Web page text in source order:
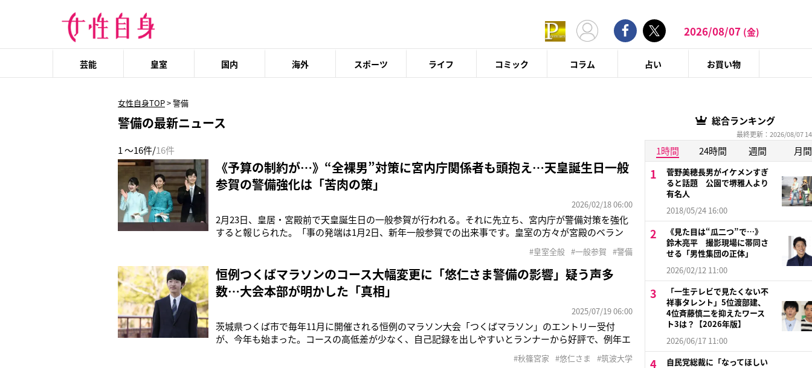
2026/08/07 (金)
芸能 皇室 国内 海外 スポーツ ライフ コミック コラム 占い お買い物
女性自身TOP>警備
警備の最新ニュース
1 ～16件/16件
《予算の制約が…》“全裸男”対策に宮内庁関係者も頭抱え…天皇誕生日一般
参賀の警備強化は「苦肉の策」
2026/02/18 06:00
2月23日、皇居・宮殿前で天皇誕生日の一般参賀が行われる。それに先立ち、宮内庁が警備対策を強化
すると報じられた。「事の発端は1月2日、新年一般参賀での出来事です。皇室の方々が宮殿のベラン
抜けたところで、公然わいせつの疑いで現行犯逮捕される事件が起こりました。男は同月26日に不起
訴になりましたが、皇宮警察本部
#皇室全般 #一般参賀 #警備
恒例つくばマラソンのコース大幅変更に「悠仁さま警備の影響」疑う声多
数…大会本部が明かした「真相」
2025/07/19 06:00
茨城県つくば市で毎年11月に開催される恒例のマラソン大会「つくばマラソン」のエントリー受付
が、今年も始まった。コースの高低差が少なく、自己記録を出しやすいとランナーから好評で、例年エ
なコース変更が発表され、市民ランナーの間に戸惑いが広がっている。第5回以降は筑波大学キャンパ
#秋篠宮家 #悠仁さま #筑波大学
総合ランキング
最終更新：2026/08/07
1時間 24時間 週間 月間
菅野美穂長男がイケメンすぎ
ると話題 公園で堺雅人より
有名人
2018/05/24 16:00
《見た目は“瓜二つ”で…》
鈴木亮平 撮影現場に帯同さ
せる「男性集団の正体」
2026/02/12 11:00
「一生テレビで見たくない不
祥事タレント」5位渡部建、
4位斉藤慎二を抑えたワース
ト3は？【2026年版】
2026/06/17 11:00
自民党総裁に「なってほしい